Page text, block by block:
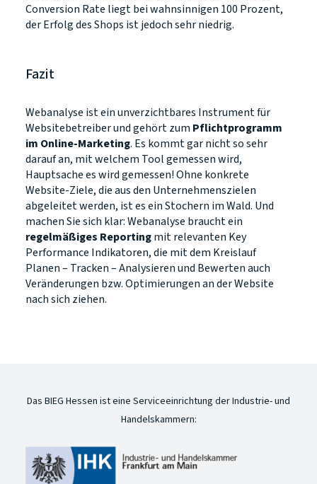
Conversion Rate liegt bei wahnsinnigen 100 Prozent,
der Erfolg des Shops ist jedoch sehr niedrig.
Fazit
Webanalyse ist ein unverzichtbares Instrument für
Websitebetreiber und gehört zum Pflichtprogramm
im Online-Marketing. Es kommt gar nicht so sehr
darauf an, mit welchem Tool gemessen wird,
Hauptsache es wird gemessen! Ohne konkrete
Website-Ziele, die aus den Unternehmenszielen
abgeleitet werden, ist es ein Stochern im Wald. Und
machen Sie sich klar: Webanalyse braucht ein
regelmäßiges Reportingmit relevanten Key
Performance Indikatoren, die mit dem Kreislauf
Planen – Tracken – Analysieren und Bewerten auch
Veränderungen bzw. Optimierungen an der Website
nach sich ziehen.
Das BIEG Hessen ist eine Serviceeinrichtung der Industrie- und
Handelskammern: